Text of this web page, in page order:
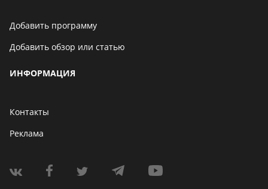
Добавить программу
Добавить обзор или статью
ИНФОРМАЦИЯ
Контакты
Реклама